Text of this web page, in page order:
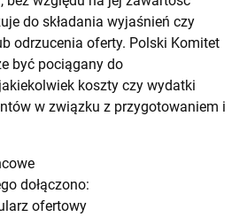
do składania wyjaśnień czy
odrzucenia oferty. Polski Komitet
być pociągany do
koszty czy wydatki
w związku z przygotowaniem i
dołączono:
ofertowy